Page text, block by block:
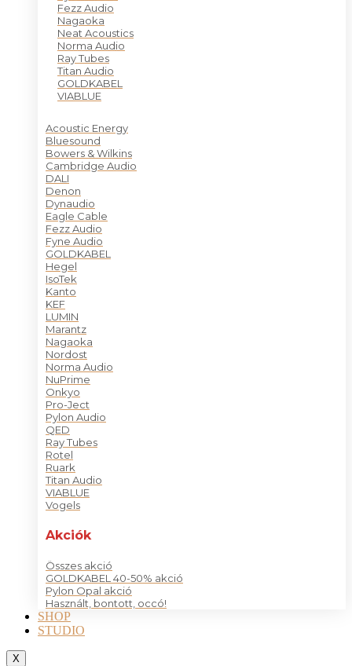
Fezz Audio
Nagaoka
Neat Acoustics
Norma Audio
Ray Tubes
Titan Audio
GOLDKABEL
VIABLUE
Acoustic Energy
Bluesound
Bowers & Wilkins
Cambridge Audio
DALI
Denon
Dynaudio
Eagle Cable
Fezz Audio
Fyne Audio
GOLDKABEL
Hegel
IsoTek
Kanto
KEF
LUMIN
Marantz
Nagaoka
Nordost
Norma Audio
NuPrime
Onkyo
Pro-Ject
Pylon Audio
QED
Ray Tubes
Rotel
Ruark
Titan Audio
VIABLUE
Vogels
Akciók
Összes akció
GOLDKABEL 40-50% akció
Pylon Opal akció
Használt, bontott, occó!
SHOP
STUDIO
X